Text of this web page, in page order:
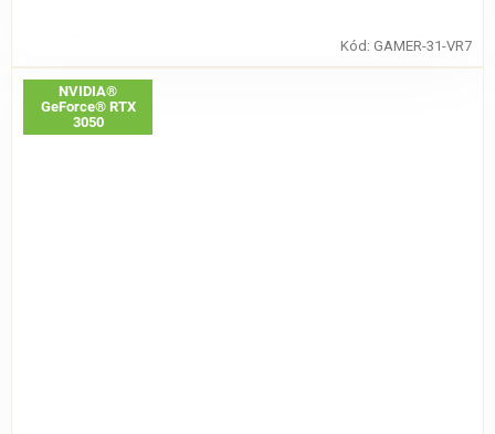
Kód: GAMER-31-VR7
NVIDIA®
GeForce® RTX
3050